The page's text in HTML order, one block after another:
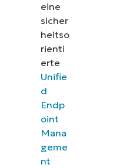
eine
sicher
heitso
rienti
erte
Unifie
d
Endp
oint
Mana
geme
nt